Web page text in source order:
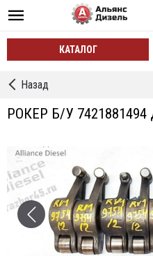
КАТАЛОГ
←
Рокеров/
Рокеры
Назад
РОКЕР Б/У